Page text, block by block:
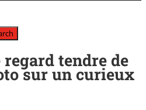
regard tendre de
sur un curieux